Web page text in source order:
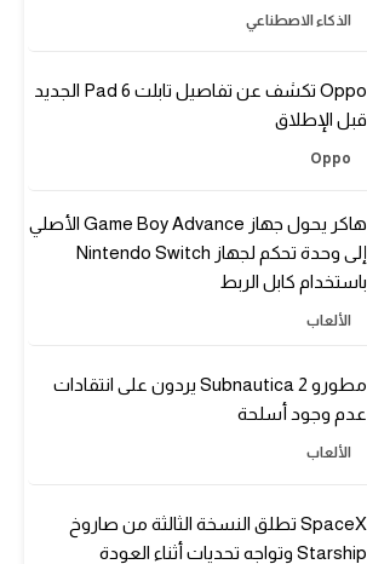
الذكاء الاصطناعي
Oppo تكشف عن تفاصيل تابلت Pad 6 الجديد
قبل الإطلاق
Oppo
هاكر يحول جهاز Game Boy Advance الأصلي
إلى وحدة تحكم لجهاز Nintendo Switch
باستخدام كابل الربط
الألعاب
مطورو Subnautica 2 يردون على انتقادات
عدم وجود أسلحة
الألعاب
SpaceX تطلق النسخة الثالثة من صاروخ
Starship وتواجه تحديات أثناء العودة